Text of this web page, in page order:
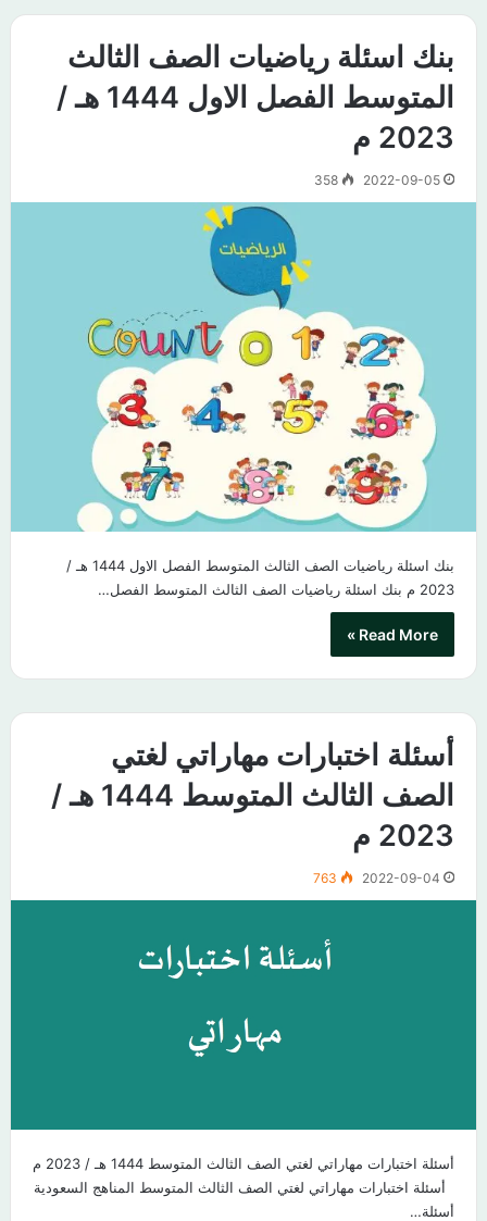
بنك اسئلة رياضيات الصف الثالث
المتوسط الفصل الاول 1444 هـ /
2023 م
2022-09-05
358
بنك اسئلة رياضيات الصف الثالث المتوسط الفصل الاول 1444 هـ /
2023 م بنك اسئلة رياضيات الصف الثالث المتوسط الفصل…
Read More »
أسئلة اختبارات مهاراتي لغتي
الصف الثالث المتوسط 1444 هـ /
2023 م
2022-09-04
763
أسئلة اختبارات مهاراتي لغتي الصف الثالث المتوسط 1444 هـ / 2023 م
أسئلة اختبارات مهاراتي لغتي الصف الثالث المتوسط المناهج السعودية
أسئلة…